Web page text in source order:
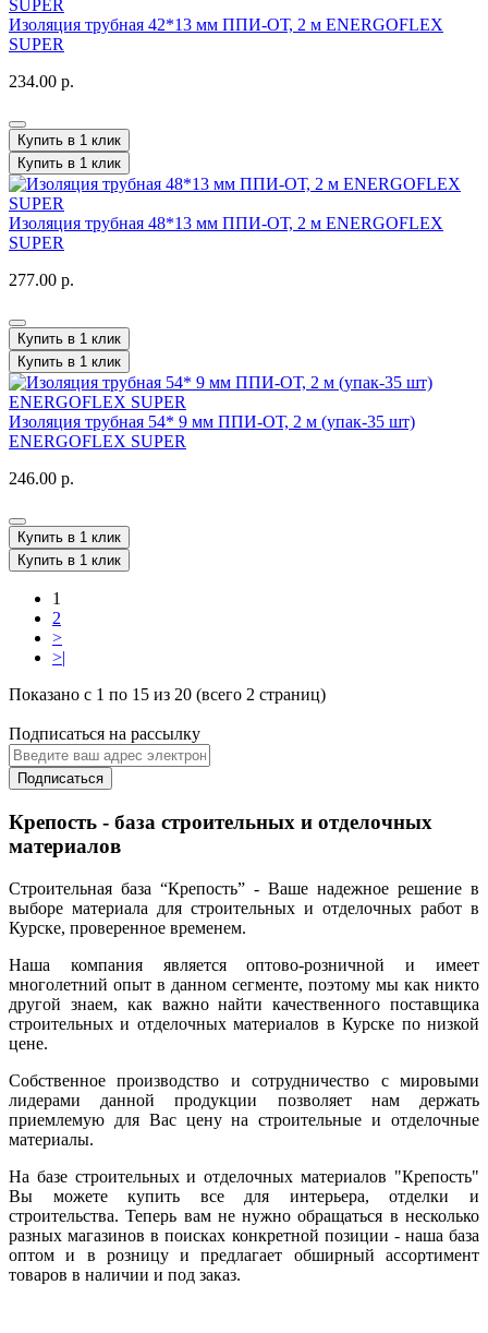
Изоляция трубная 42*13 мм ППИ-ОТ, 2 м ENERGOFLEX
SUPER
234.00 р.
Купить в 1 клик
Купить в 1 клик
Изоляция трубная 48*13 мм ППИ-ОТ, 2 м ENERGOFLEX
SUPER
277.00 р.
Купить в 1 клик
Купить в 1 клик
Изоляция трубная 54* 9 мм ППИ-ОТ, 2 м (упак-35 шт)
ENERGOFLEX SUPER
246.00 р.
Купить в 1 клик
Купить в 1 клик
1
2
>
>|
Показано с 1 по 15 из 20 (всего 2 страниц)
Подписаться на рассылку
Подписаться
Крепость - база строительных и отделочных
материалов
Строительная база “Крепость” - Ваше надежное решение в
выборе материала для строительных и отделочных работ в
Курске, проверенное временем.
Наша компания является оптово-розничной и имеет
многолетний опыт в данном сегменте, поэтому мы как никто
другой знаем, как важно найти качественного поставщика
строительных и отделочных материалов в Курске по низкой
цене.
Собственное производство и сотрудничество с мировыми
лидерами данной продукции позволяет нам держать
приемлемую для Вас цену на строительные и отделочные
материалы.
На базе строительных и отделочных материалов "Крепость"
Вы можете купить все для интерьера, отделки и
строительства. Теперь вам не нужно обращаться в несколько
разных магазинов в поисках конкретной позиции - наша база
оптом и в розницу и предлагает обширный ассортимент
товаров в наличии и под заказ.